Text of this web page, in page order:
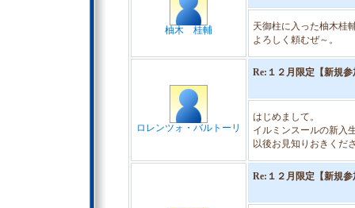
柚木 桂輔
天御柱に入った柚木桂
よろしく頼むぜ～。
ロレンツォ・バルトーリ
Re:１２月限定【新規
はじめまして。
イルミンスールの新入
以後お見知りおきくだ
Re:１２月限定【新規